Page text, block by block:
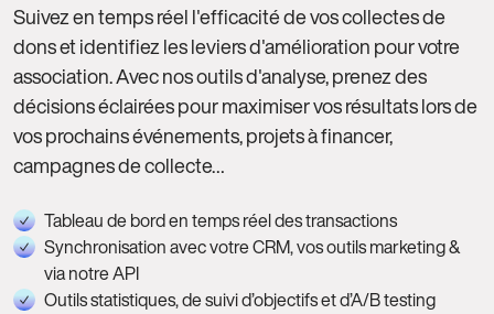
Suivez en temps réel l'efficacité de vos collectes de
dons et identifiez les leviers d'amélioration pour votre
association. Avec nos outils d'analyse, prenez des
décisions éclairées pour maximiser vos résultats lors de
vos prochains événements, projets à financer,
campagnes de collecte…
Tableau de bord en temps réel des transactions
Synchronisation avec votre CRM, vos outils marketing &
via notre API
Outils statistiques, de suivi d’objectifs et d’A/B testing